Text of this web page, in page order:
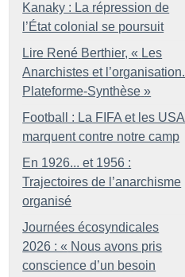
Kanaky : La répression de
l’État colonial se poursuit
Lire René Berthier, « Les
Anarchistes et l’organisation.
Plateforme-Synthèse »
Football : La FIFA et les USA
marquent contre notre camp
En 1926... et 1956 :
Trajectoires de l’anarchisme
organisé
Journées écosyndicales
2026 : « Nous avons pris
conscience d’un besoin